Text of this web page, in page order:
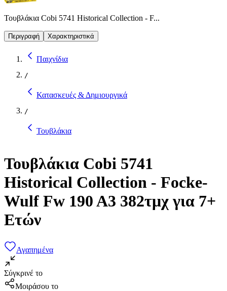
Τουβλάκια Cobi 5741 Historical Collection - F...
Περιγραφή Χαρακτηριστικά
Παιχνίδια
/
Κατασκευές & Δημιουργικά
/
Τουβλάκια
Τουβλάκια Cobi 5741
Historical Collection - Focke-
Wulf Fw 190 A3 382τμχ για 7+
Ετών
Αγαπημένα
Σύγκρινέ το
Μοιράσου το